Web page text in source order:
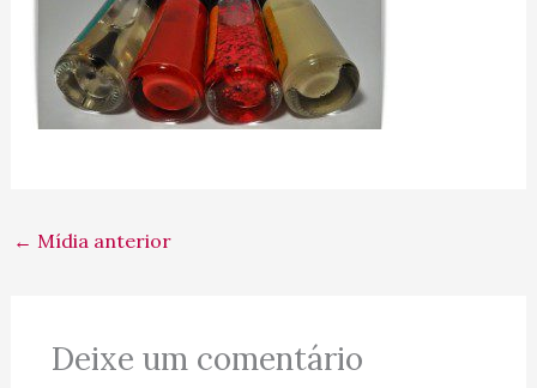
← Mídia anterior
Deixe um comentário